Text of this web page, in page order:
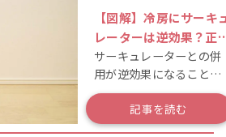
【図解】冷房にサーキ
レーターは逆効果？正
い置き方と使い方
サーキュレーターとの併
用が逆効果になること
も？正しい置き方を知っ
ておこう記事を読む